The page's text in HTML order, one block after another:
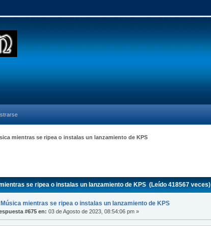
mientras se ripea o instalas un lanzamiento de KPS
se ripea o instalas un lanzamiento de KPS (Leído 418567 veces)
mientras se ripea o instalas un lanzamiento de KPS
#675 en: 03 de Agosto de 2023, 08:54:06 pm »